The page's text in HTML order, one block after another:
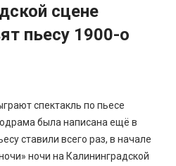
сцене
пьесу 1900-о
спектакль по пьесе
была написана ещё в
ставили всего раз, в начале
ночи на Калининградской